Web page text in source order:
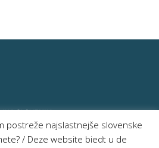
postreže najslastnejše slovenske
/ Deze website biedt u de